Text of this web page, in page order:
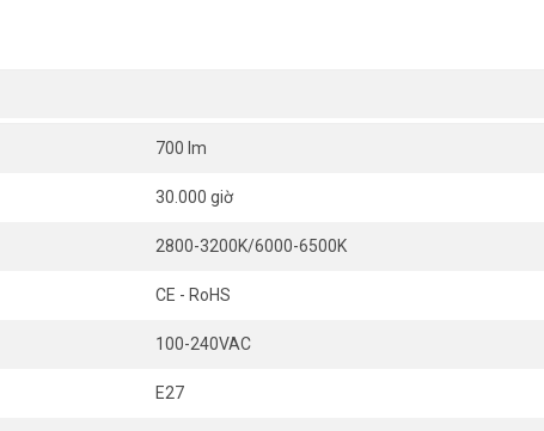
700 lm
30.000 giờ
2800-3200K/6000-6500K
CE - RoHS
100-240VAC
E27